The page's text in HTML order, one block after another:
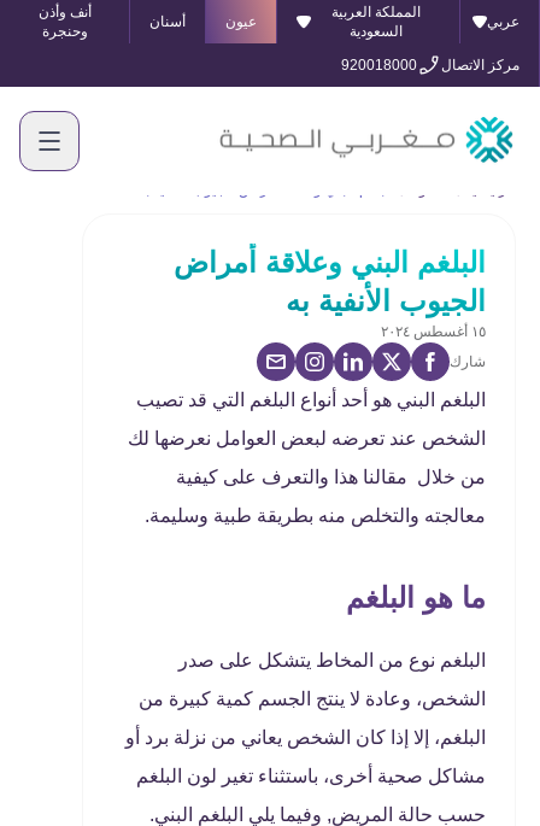
عربي
المملكة العربية
السعودية
عيون أسنان
أنف وأذن
وحنجرة
مركز الاتصال
920018000
البلغم البني وعلاقة أمراض
الجيوب الأنفية به
١٥ أغسطس ٢٠٢٤
شارك
البلغم البني هو أحد أنواع البلغم التي قد تصيب
الشخص عند تعرضه لبعض العوامل نعرضها لك
من خلال مقالنا هذا والتعرف على كيفية
معالجته والتخلص منه بطريقة طبية وسليمة.
ما هو البلغم
البلغم نوع من المخاط يتشكل على صدر
الشخص، وعادة لا ينتج الجسم كمية كبيرة من
البلغم، إلا إذا كان الشخص يعاني من نزلة برد أو
مشاكل صحية أخرى، باستثناء تغير لون البلغم
حسب حالة المريض, وفيما يلي البلغم البني.